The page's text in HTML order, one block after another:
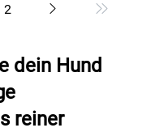
2
dein Hund
reiner